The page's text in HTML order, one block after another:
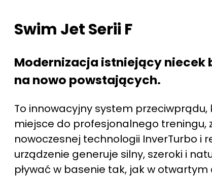
Swim Jet Serii F
Modernizacja istniejący niecek
na nowo powstających.
To innowacyjny system przeciwprądu,
miejsce do profesjonalnego treningu,
nowoczesnej technologii InverTurbo i
urządzenie generuje silny, szeroki i
pływać w basenie tak, jak w otwartym